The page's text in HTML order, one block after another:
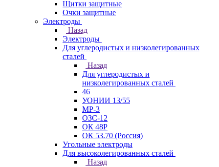
Щитки защитные
Очки защитные
Электроды
Назад
Электроды
Для углеродистых и низколегированных
сталей
Назад
Для углеродистых и
низколегированных сталей
46
УОНИИ 13/55
МР-3
ОЗС-12
ОК 48Р
ОК 53.70 (Россия)
Угольные электроды
Для высоколегированных сталей
Назад